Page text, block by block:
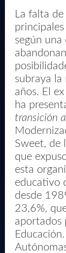
La falta
según una
subraya la
años. El
ha
transición
Sweet, de
que
esta
educativo
desde
23,6%,
aportados